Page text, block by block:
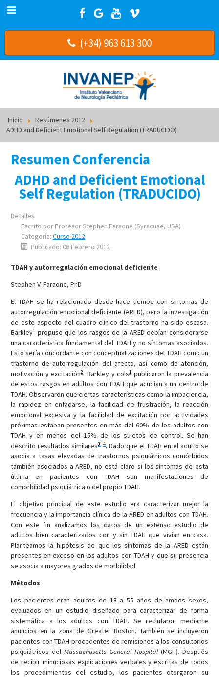
(+34) 963 613 300
Inicio
Resúmenes 2012
ADHD and Deficient Emotional Self Regulation (TRADUCIDO)
Resumen Conferencia
ADHD and Deficient Emotional
Self Regulation (TRADUCIDO)
Detalles
Escrito por Profesor Stephen Faraone (Syracuse, USA)
Categoría: Curso 2012
Publicado: 06 Febrero 2012
TDAH y autorregulación emocional deficiente
Stephen V. Faraone, PhD
El TDAH se ha relacionado desde hace tiempo con síntomas de
autorregulación emocional deficiente (ARED), pero la investigación
de este aspecto del cuadro clínico del trastorno ha sido escasa.
Barkley1propuso que los rasgos de la ARED debían considerarse
una característica fundamental del TDAH y no síntomas asociados.
Esto sería concordante con conceptualizaciones del TDAH como un
trastorno de autorregulación del afecto, así como de atención,
motivación y excitación2. Barkley y cols1publicaron la prevalencia
de estos rasgos en adultos con TDAH que acudían a un centro de
TDAH. Observaron que ciertas características como la impaciencia,
la rapidez en enfadarse, la facilidad de frustración, la reacción
emocional excesiva y la facilidad de excitación por actividades
próximas estaban presentes en más del 60% de los adultos con
TDAH y en menos del 15% de los sujetos de control. Se han
descrito resultados similares3 4. Dado que el TDAH en el adulto se
asocia a tasas elevadas de trastornos psiquiátricos comórbidos
también asociados a ARED, no está claro si los síntomas de esta
última en pacientes con TDAH son manifestaciones de
comorbilidad psiquiátrica o del propio TDAH.
El objetivo principal de este estudio era caracterizar mejor la
frecuencia y la importancia clínica de la ARED en adultos con TDAH.
Con este fin analizamos los datos de un extenso estudio de
adultos bien caracterizados con y sin TDAH que vivían en casa.
Planteamos la hipótesis de que los síntomas de la ARED están
presentes en exceso en los adultos con TDAH y que su presencia
se asocia a mayores grados de morbilidad.
Métodos
Los pacientes eran adultos de 18 a 55 años de ambos sexos,
evaluados en un estudio diseñado para caracterizar de forma
sistemática a los adultos con TDAH. Se reclutaron mediante
anuncios en la zona de Greater Boston. También se incluyeron
pacientes con TDAH procedentes de remisiones a los consultorios
psiquiátricos del Massachusetts General Hospital(MGH). Después
de recibir minuciosas explicaciones verbales y escritas de todos
los procedimientos del estudio, los pacientes otorgaron su